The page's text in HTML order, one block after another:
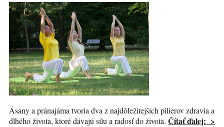
Ásany a pránajáma tvoria dva z najdôležitejších pilierov zdravia a
dlhého života, ktoré dávajú silu a radosť do života. Čítať ďalej: >